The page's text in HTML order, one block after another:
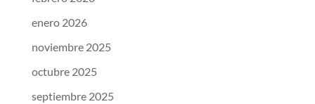
enero 2026
noviembre 2025
octubre 2025
septiembre 2025